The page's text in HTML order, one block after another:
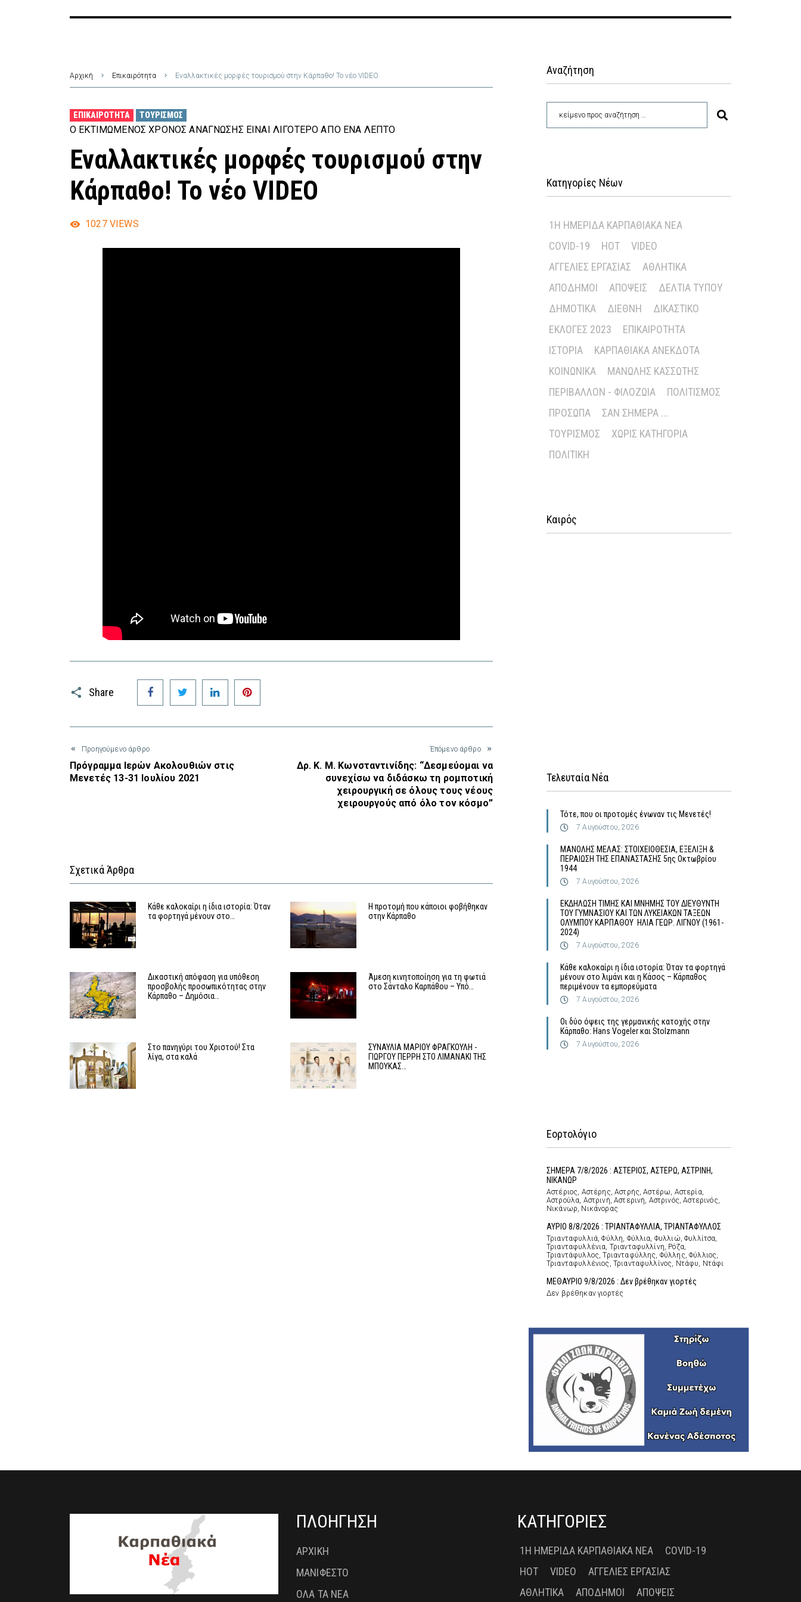
Αρχική Επικαιρότητα Εναλλακτικές μορφές τουρισμού στην Κάρπαθο! Το νέο VIDEO
ΕΠΙΚΑΙΡΌΤΗΤΑ ΤΟΥΡΙΣΜΌΣ
Ο ΕΚΤΙΜΏΜΕΝΟΣ ΧΡΌΝΟΣ ΑΝΆΓΝΩΣΗΣ ΕΊΝΑΙ ΛΙΓΌΤΕΡΟ ΑΠΌ ΈΝΑ ΛΕΠΤΌ
Εναλλακτικές μορφές τουρισμού στην
Κάρπαθο! Το νέο VIDEO
1027 VIEWS
Share
Facebook Twitter LinkedIn
Προηγούμενο άρθρο
Πρόγραμμα Ιερών Ακολουθιών στις
Μενετές 13-31 Ιουλίου 2021
Έπόμενο άρθρο
Δρ. Κ. Μ. Κωνσταντινίδης: “Δεσμεύομαι να
συνεχίσω να διδάσκω τη ρομποτική
χειρουργική σε όλους τους νέους
χειρουργούς από όλο τον κόσμο”
Σχετικά Άρθρα
Κάθε καλοκαίρι η ίδια ιστορία: Όταν
τα φορτηγά μένουν στο…
Η προτομή που κάποιοι φοβήθηκαν
στην Κάρπαθο
Δικαστική απόφαση για υπόθεση
προσβολής προσωπικότητας στην
Κάρπαθο – Δημόσια…
Άμεση κινητοποίηση για τη φωτιά
στο Σάνταλο Καρπάθου – Υπό…
Στο πανηγύρι του Χριστού! Στα
λίγα, στα καλά
ΣΥΝΑΥΛΙΑ ΜΑΡΙΟΥ ΦΡΑΓΚΟΥΛΗ -
ΓΙΩΡΓΟΥ ΠΕΡΡΗ ΣΤΟ ΛΙΜΑΝΑΚΙ ΤΗΣ
ΜΠΟΥΚΑΣ…
Αναζήτηση
Κατηγορίες Νέων
1Η ΗΜΕΡΊΔΑ ΚΑΡΠΑΘΙΑΚΆ ΝΈΑ
COVID-19
HOT
VIDEO
ΑΓΓΕΛΊΕΣ ΕΡΓΑΣΊΑΣ
ΑΘΛΗΤΙΚΆ
ΑΠΌΔΗΜΟΙ
ΑΠΌΨΕΙΣ
ΔΕΛΤΊΑ ΤΎΠΟΥ
ΔΗΜΟΤΙΚΆ
ΔΙΕΘΝΉ
ΔΙΚΑΣΤΙΚΌ
ΕΚΛΟΓΈΣ 2023
ΕΠΙΚΑΙΡΌΤΗΤΑ
ΙΣΤΟΡΊΑ
ΚΑΡΠΑΘΙΑΚΆ ΑΝΈΚΔΟΤΑ
ΚΟΙΝΩΝΙΚΆ
ΜΑΝΏΛΗΣ ΚΑΣΣΏΤΗΣ
ΠΕΡΙΒΆΛΛΟΝ - ΦΙΛΟΖΩΊΑ
ΠΟΛΙΤΙΣΜΌΣ
ΠΡΌΣΩΠΑ
ΣΑΝ ΣΉΜΕΡΑ ...
ΤΟΥΡΙΣΜΌΣ
ΧΩΡΊΣ ΚΑΤΗΓΟΡΊΑ
ΠΟΛΙΤΙΚΉ
Καιρός
Τελευταία Νέα
Τότε, που οι προτομές ένωναν τις Μενετές!
7 Αυγούστου, 2026
MΑΝΟΛΗΣ ΜΕΛΑΣ: ΣΤΟΙΧΕΙΟΘΕΣΙΑ, ΕΞΕΛΙΞΗ &
ΠΕΡΑΙΩΣΗ ΤΗΣ ΕΠΑΝΑΣΤΑΣΗΣ 5ης Οκτωβρίου
1944
7 Αυγούστου, 2026
ΕΚΔΗΛΩΣΗ ΤΙΜΗΣ ΚΑΙ ΜΝΗΜΗΣ ΤΟΥ ΔΙΕΥΘΥΝΤΗ
ΤΟΥ ΓΥΜΝΑΣΙΟΥ ΚΑΙ ΤΩΝ ΛΥΚΕΙΑΚΩΝ ΤΑΞΕΩΝ
ΟΛΥΜΠΟΥ ΚΑΡΠΑΘΟΥ ΗΛΙΑ ΓΕΩΡ. ΛΙΓΝΟΥ (1961-
2024)
7 Αυγούστου, 2026
Κάθε καλοκαίρι η ίδια ιστορία: Όταν τα φορτηγά
μένουν στο λιμάνι και η Κάσος – Κάρπαθος
περιμένουν τα εμπορεύματα
7 Αυγούστου, 2026
Οι δύο όψεις της γερμανικής κατοχής στην
Κάρπαθο: Hans Vogeler και Stolzmann
7 Αυγούστου, 2026
Εορτολόγιο
ΣΗΜΕΡΑ 7/8/2026 : ΑΣΤΕΡΙΟΣ, ΑΣΤΕΡΩ, ΑΣΤΡΙΝΗ,
ΝΙΚΑΝΩΡ
Αστέριος, Αστέρης, Αστρής, Αστέρω, Αστερία,
Αστρούλα, Αστρινή, Αστερινή, Αστρινός, Αστερινός,
Νικάνωρ, Νικάνορας
ΑΥΡΙΟ 8/8/2026 : ΤΡΙΑΝΤΑΦΥΛΛΙΑ, ΤΡΙΑΝΤΑΦΥΛΛΟΣ
Τριανταφυλλιά, Φύλλη, Φύλλια, Φυλλιώ, Φυλλίτσα,
Τριανταφυλλένια, Τριανταφυλλίνη, Ρόζα,
Τριαντάφυλλος, Τριανταφύλλης, Φύλλης, Φύλλιος,
Τριανταφυλλένιος, Τριανταφυλλίνος, Ντάφυ, Ντάφι
ΜΕΘΑΥΡΙΟ 9/8/2026 : Δεν βρέθηκαν γιορτές
Δεν βρέθηκαν γιορτές
ΠΛΟΗΓΗΣΗ
ΑΡΧΙΚΗ
ΜΑΝΙΦΕΣΤΟ
ΟΛΑ ΤΑ ΝΕΑ
ΚΑΤΗΓΟΡΙΕΣ
1Η ΗΜΕΡΊΔΑ ΚΑΡΠΑΘΙΑΚΆ ΝΈΑ
COVID-19
HOT
VIDEO
ΑΓΓΕΛΊΕΣ ΕΡΓΑΣΊΑΣ
ΑΘΛΗΤΙΚΆ
ΑΠΌΔΗΜΟΙ ΑΠΌΨΕΙΣ